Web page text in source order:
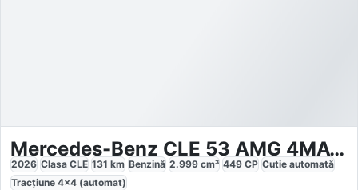
Mercedes-Benz CLE 53 AMG 4MATIC
2026 Clasa CLE 131 km Benzină 2.999 cm³ 449 CP Cutie automată
Tracțiune 4x4 (automat)